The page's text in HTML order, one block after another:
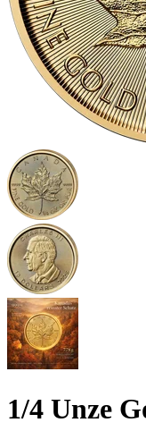
1/4 Unze